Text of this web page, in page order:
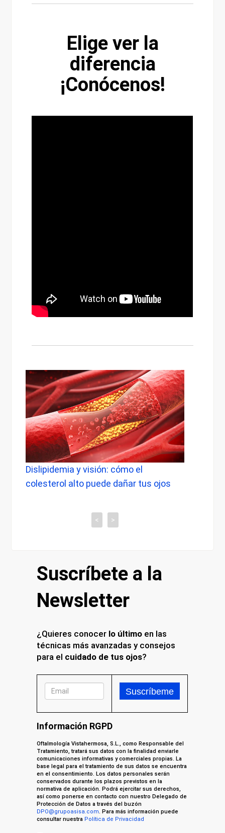
Elige ver la
diferencia
¡Conócenos!
cómo el
puede dañar tus ojos
Dolor de cabeza al
cuándo preocuparse y
< >
Suscríbete a la
Newsletter
¿Quieres conocer lo último en las
técnicas más avanzadas y consejos
para el cuidado de tus ojos?
Información RGPD
Oftalmología Vistahermosa, S.L., como Responsable del
Tratamiento, tratará sus datos con la finalidad enviarle
comunicaciones informativas y comerciales propias. La
base legal para el tratamiento de sus datos se encuentra
en el consentimiento. Los datos personales serán
conservados durante los plazos previstos en la
normativa de aplicación. Podrá ejercitar sus derechos,
así como ponerse en contacto con nuestro Delegado de
Protección de Datos a través del buzón
DPO@grupoasisa.com. Para más información puede
consultar nuestra Política de Privacidad